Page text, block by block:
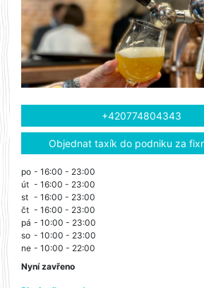
+420774804343
Objednat taxík do podniku za
po - 16:00 - 23:00
út - 16:00 - 23:00
st - 16:00 - 23:00
čt - 16:00 - 23:00
pá - 10:00 - 23:00
so - 10:00 - 23:00
ne - 10:00 - 22:00
Nyní zavřeno